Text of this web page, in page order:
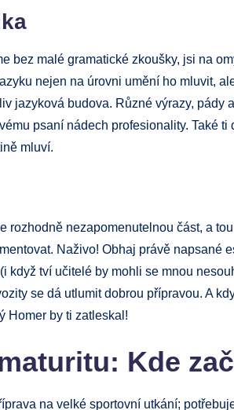
bez malé gramatické zkoušky, jsi na
nejen na úrovni umění ho mluvit,
jazyková budova. Různé výrazy, pády
psaní nádech profesionality. Také
mluví.
rozhodně nezapomenutelnou část, a
Naživo! Obhaj právě napsané
když tví učitelé by mohli se mnou
se dá utlumit dobrou přípravou. A
Homer by ti zatleskal!
Kde
na velké sportovní utkání;